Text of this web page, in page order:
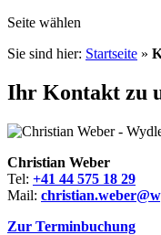
Seite wählen
Sie sind hier: Startseite »
Ihr Kontakt zu
Christian Weber
Tel: +41 44 575 18 29
Mail:
Zur Terminbuchung